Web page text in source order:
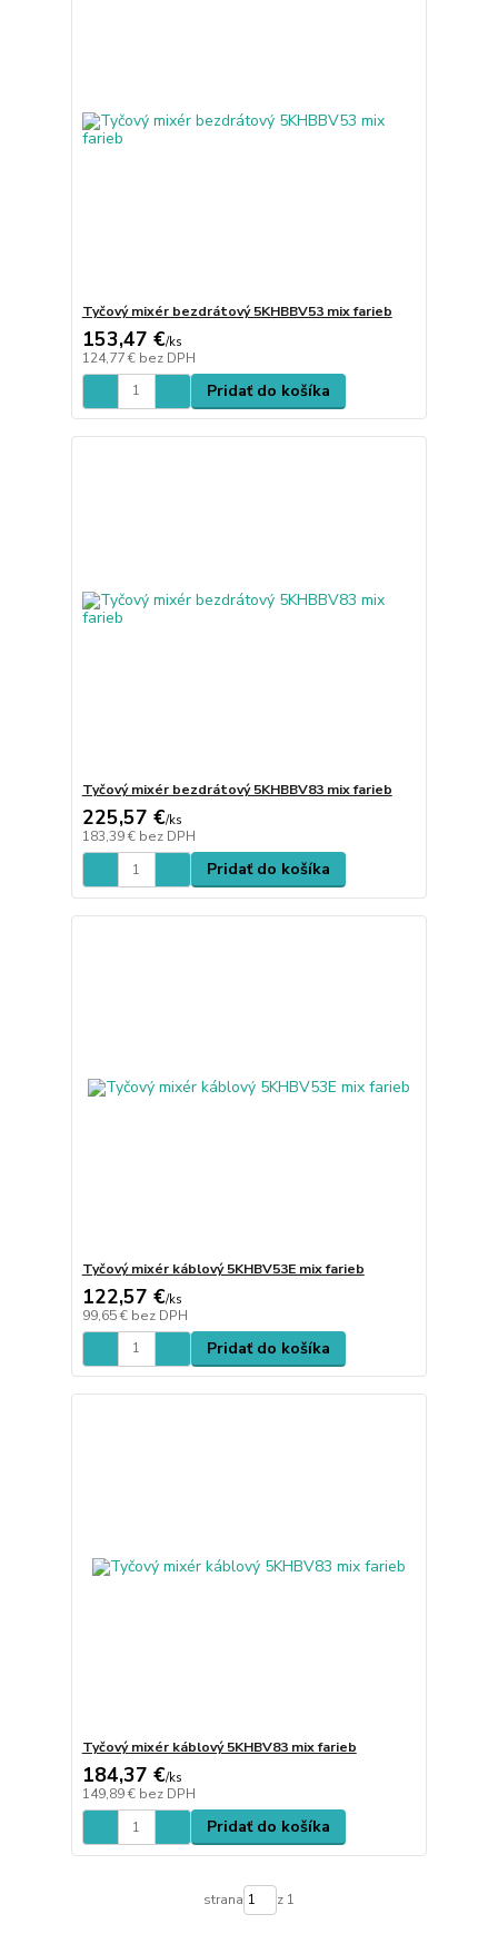
Tyčový mixér bezdrátový 5KHBBV53 mix farieb
153,47 €/ks
124,77 € bez DPH
Pridať do košíka
Tyčový mixér bezdrátový 5KHBBV83 mix farieb
225,57 €/ks
183,39 € bez DPH
Pridať do košíka
Tyčový mixér káblový 5KHBV53E mix farieb
122,57 €/ks
99,65 € bez DPH
Pridať do košíka
Tyčový mixér káblový 5KHBV83 mix farieb
184,37 €/ks
149,89 € bez DPH
Pridať do košíka
strana z 1